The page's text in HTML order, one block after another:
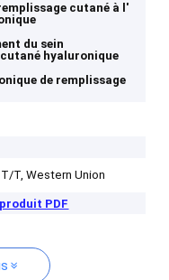
cutané à l'
du sein
hyaluronique
de remplissage
T, Western Union
PDF